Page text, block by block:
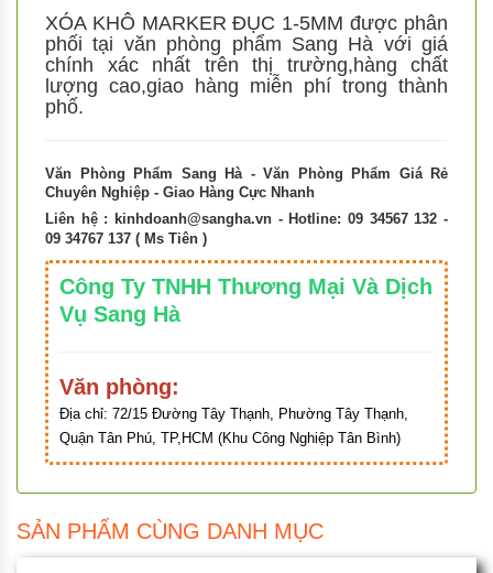
XÓA KHÔ MARKER ĐỤC 1-5MM được phân
phối tại văn phòng phẩm Sang Hà với giá
chính xác nhất trên thị trường,hàng chất
lượng cao,giao hàng miễn phí trong thành
phố.
Văn Phòng Phẩm Sang Hà - Văn Phòng Phẩm Giá Rẻ
Chuyên Nghiệp - Giao Hàng Cực Nhanh
Liên hệ : kinhdoanh@sangha.vn - Hotline: 09 34567 132 -
09 34767 137 ( Ms Tiên )
Công Ty TNHH Thương Mại Và Dịch
Vụ Sang Hà
Văn phòng:
Địa chỉ: 72/15 Đường Tây Thạnh, Phường Tây Thạnh,
Quận Tân Phú, TP,HCM (Khu Công Nghiệp Tân Bình)
SẢN PHẨM CÙNG DANH MỤC